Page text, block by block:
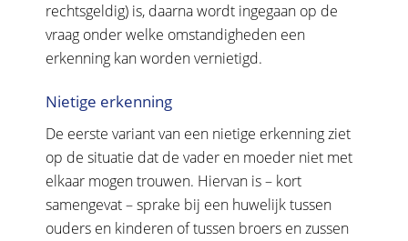
rechtsgeldig) is, daarna wordt ingegaan op de
vraag onder welke omstandigheden een
erkenning kan worden vernietigd.
Nietige erkenning
De eerste variant van een nietige erkenning ziet
op de situatie dat de vader en moeder niet met
elkaar mogen trouwen. Hiervan is – kort
samengevat – sprake bij een huwelijk tussen
ouders en kinderen of tussen broers en zussen